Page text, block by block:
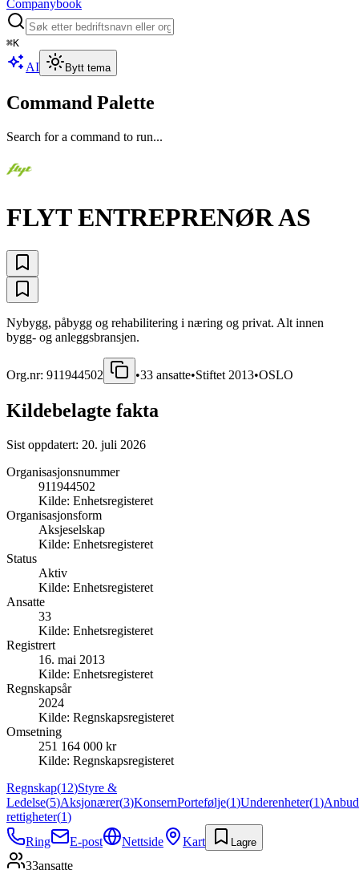
Companybook
⌘K
AI Bytt tema
Command Palette
Search for a command to run...
FLYT ENTREPRENØR AS
Nybygg, påbygg og rehabilitering i næring og privat. Alt innen
bygg- og anleggsbransjen.
Org.nr: 911944502 •33 ansatte•Stiftet 2013•OSLO
Kildebelagte fakta
Sist oppdatert: 20. juli 2026
Organisasjonsnummer
911944502
Kilde: Enhetsregisteret
Organisasjonsform
Aksjeselskap
Kilde: Enhetsregisteret
Status
Aktiv
Kilde: Enhetsregisteret
Ansatte
33
Kilde: Enhetsregisteret
Registrert
16. mai 2013
Kilde: Enhetsregisteret
Regnskapsår
2024
Kilde: Regnskapsregisteret
Omsetning
251 164 000 kr
Kilde: Regnskapsregisteret
Regnskap(12)Styre &
Ledelse(5)Aksjonærer(3)KonsernPortefølje(1)Underenheter(1)Anbud
rettigheter(1)
Ring
E-post Nettside Kart Lagre
33ansatte